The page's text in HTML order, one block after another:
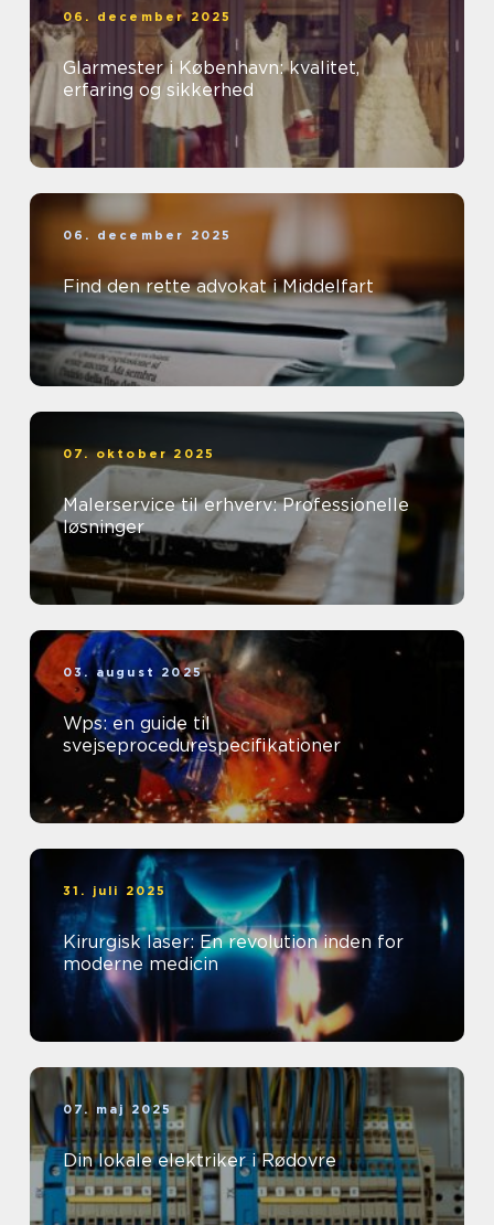
06. december 2025
Glarmester i København: kvalitet,
erfaring og sikkerhed
06. december 2025
Find den rette advokat i Middelfart
07. oktober 2025
Malerservice til erhverv: Professionelle
løsninger
03. august 2025
Wps: en guide til
svejseprocedurespecifikationer
31. juli 2025
Kirurgisk laser: En revolution inden for
moderne medicin
07. maj 2025
Din lokale elektriker i Rødovre